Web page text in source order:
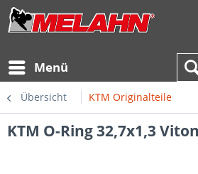
Menü
Übersicht KTM Originalteile
KTM O-Ring 32,7x1,3